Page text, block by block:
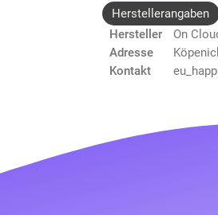
Herstellerangaben
Hersteller
On
Adresse
Kontakt